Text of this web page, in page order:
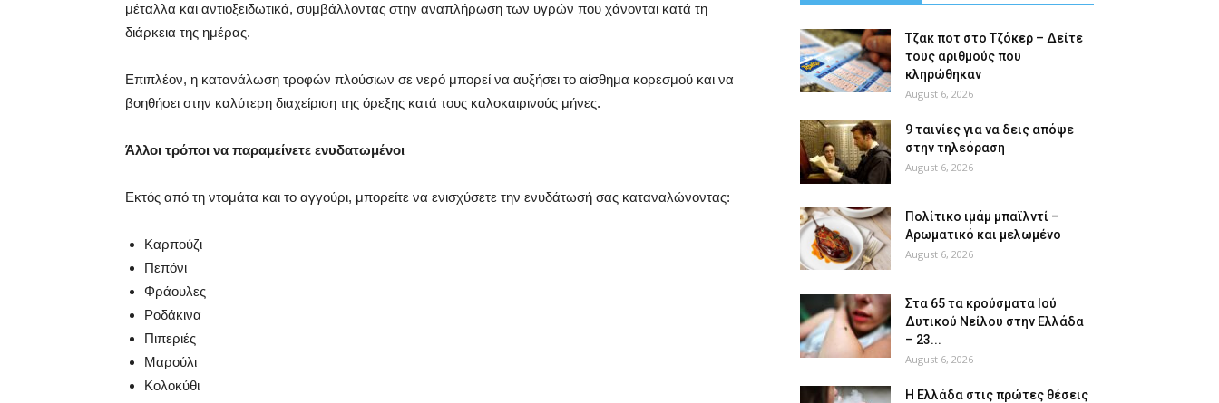
μέταλλα και αντιοξειδωτικά, συμβάλλοντας στην αναπλήρωση των υγρών που χάνονται κατά τη
διάρκεια της ημέρας.
Επιπλέον, η κατανάλωση τροφών πλούσιων σε νερό μπορεί να αυξήσει το αίσθημα κορεσμού και να
βοηθήσει στην καλύτερη διαχείριση της όρεξης κατά τους καλοκαιρινούς μήνες.
Άλλοι τρόποι να παραμείνετε ενυδατωμένοι
Εκτός από τη ντομάτα και το αγγούρι, μπορείτε να ενισχύσετε την ενυδάτωσή σας καταναλώνοντας:
Καρπούζι
Πεπόνι
Φράουλες
Ροδάκινα
Πιπεριές
Μαρούλι
Κολοκύθι
Tζακ ποτ στο Τζόκερ – Δείτε
τους αριθμούς που
κληρώθηκαν
August 6, 2026
9 ταινίες για να δεις απόψε
στην τηλεόραση
August 6, 2026
Πολίτικο ιμάμ μπαϊλντί –
Αρωματικό και μελωμένο
August 6, 2026
Στα 65 τα κρούσματα Ιού
Δυτικού Νείλου στην Ελλάδα
– 23...
August 6, 2026
Η Ελλάδα στις πρώτες θέσεις